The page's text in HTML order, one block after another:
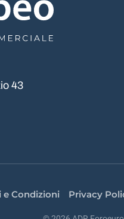
43
e Condizioni Privacy